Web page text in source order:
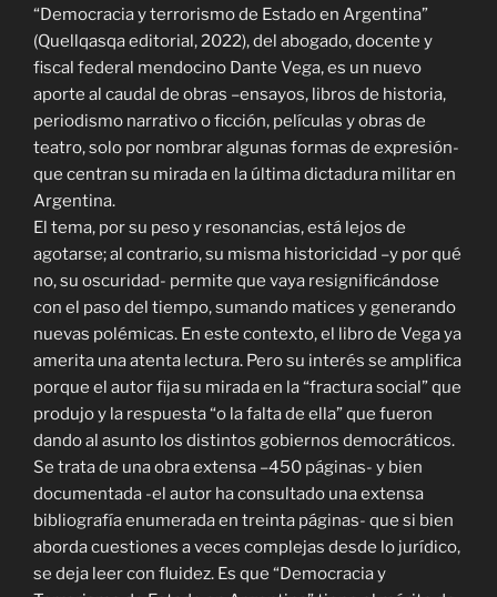
“Democracia y terrorismo de Estado en Argentina”
(Quellqasqa editorial, 2022), del abogado, docente y
fiscal federal mendocino Dante Vega, es un nuevo
aporte al caudal de obras –ensayos, libros de historia,
periodismo narrativo o ficción, películas y obras de
teatro, solo por nombrar algunas formas de expresión-
que centran su mirada en la última dictadura militar en
Argentina.
El tema, por su peso y resonancias, está lejos de
agotarse; al contrario, su misma historicidad –y por qué
no, su oscuridad- permite que vaya resignificándose
con el paso del tiempo, sumando matices y generando
nuevas polémicas. En este contexto, el libro de Vega ya
amerita una atenta lectura. Pero su interés se amplifica
porque el autor fija su mirada en la “fractura social” que
produjo y la respuesta “o la falta de ella” que fueron
dando al asunto los distintos gobiernos democráticos.
Se trata de una obra extensa –450 páginas- y bien
documentada -el autor ha consultado una extensa
bibliografía enumerada en treinta páginas- que si bien
aborda cuestiones a veces complejas desde lo jurídico,
se deja leer con fluidez. Es que “Democracia y